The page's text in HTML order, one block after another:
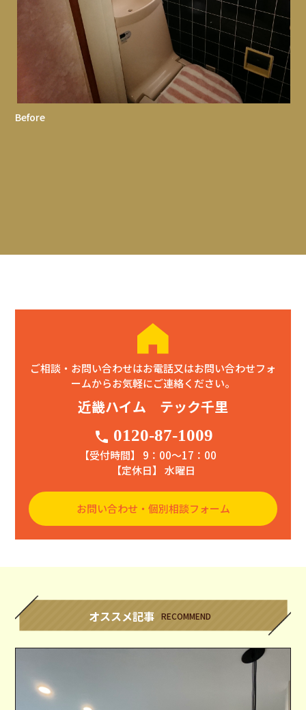
Before
ご相談・お問い合わせはお電話又はお問い合わせフォ
ームからお気軽にご連絡ください。
近畿ハイム テック千里
phone 0120-87-1009
【受付時間】 9：00〜17：00
【定休日】 水曜日
お問い合わせ・個別相談フォーム
オススメ記事 RECOMMEND